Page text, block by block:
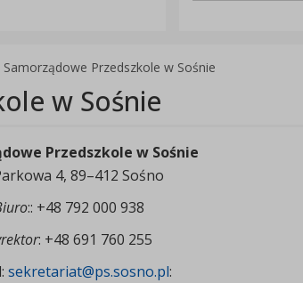
Samorządowe Przedszkole w Sośnie
w Sośnie
Przedszkole w Sośnie
4, 89–412 Sośno
:: +48 792 000 938
: +48 691 760 255
sekretariat@ps.sosno.pl: